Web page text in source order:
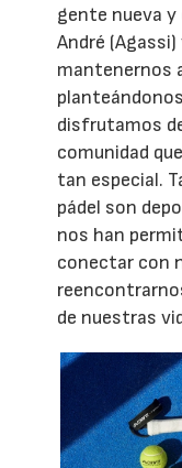
gente nueva y
André
mantenernos
disfrutamos
comunidad
tan especial.
pádel son
nos han
conectar con
de nuestras